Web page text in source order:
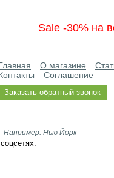
Sale -30% на
О магазине
Соглашение
Заказать обратный звонок